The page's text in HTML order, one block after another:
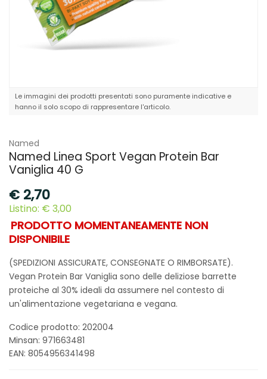
Le immagini dei prodotti presentati sono puramente indicative e
hanno il solo scopo di rappresentare l'articolo.
Named
Named Linea Sport Vegan Protein Bar
Vaniglia 40 G
€ 2,70
Listino: € 3,00
PRODOTTO MOMENTANEAMENTE NON
DISPONIBILE
(SPEDIZIONI ASSICURATE, CONSEGNATE O RIMBORSATE).
Vegan Protein Bar Vaniglia sono delle deliziose barrette
proteiche al 30% ideali da assumere nel contesto di
un'alimentazione vegetariana e vegana.
Codice prodotto: 202004
Minsan: 971663481
EAN: 8054956341498